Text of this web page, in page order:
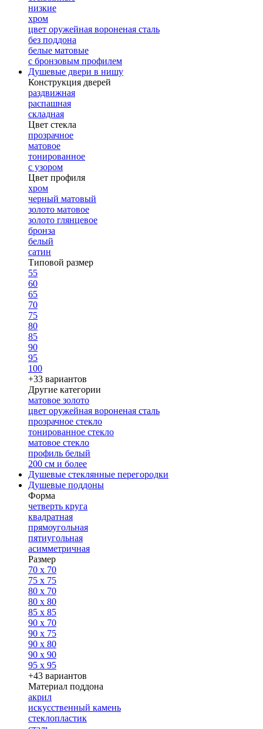
низкие
хром
цвет оружейная вороненая сталь
без поддона
белые матовые
с бронзовым профилем
Душевые двери в нишу
Конструкция дверей
раздвижная
распашная
складная
Цвет стекла
прозрачное
матовое
тонированное
с узором
Цвет профиля
хром
черный матовый
золото матовое
золото глянцевое
бронза
белый
сатин
Типовой размер
55
60
65
70
75
80
85
90
95
100
+33 вариантов
Другие категории
матовое золото
цвет оружейная вороненая сталь
прозрачное стекло
тонированное стекло
матовое стекло
профиль белый
200 см и более
Душевые стеклянные перегородки
Душевые поддоны
Форма
четверть круга
квадратная
прямоугольная
пятиугольная
асимметричная
Размер
70 x 70
75 x 75
80 x 70
80 x 80
85 x 85
90 x 70
90 x 75
90 x 80
90 x 90
95 x 95
+43 вариантов
Материал поддона
акрил
искусственный камень
стеклопластик